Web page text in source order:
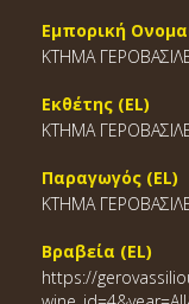
Εμπορική
ΚΤΗΜΑ
Εκθέτης (EL)
ΚΤΗΜΑ
Παραγωγός (EL)
ΚΤΗΜΑ
Βραβεία (EL)
https://